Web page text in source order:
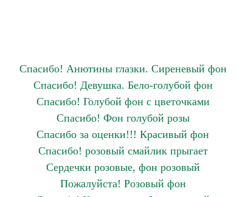
Спасибо! Анютины глазки. Сиреневый фон
Спасибо! Девушка. Бело-голубой фон
Спасибо! Голубой фон с цветочками
Спасибо! Фон голубой розы
Спасибо за оценки!!! Красивый фон
Спасибо! розовый смайлик прыгает
Сердечки розовые, фон розовый
Пожалуйста! Розовый фон